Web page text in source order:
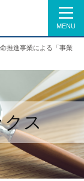
MENU
推進事業による「事業
クス